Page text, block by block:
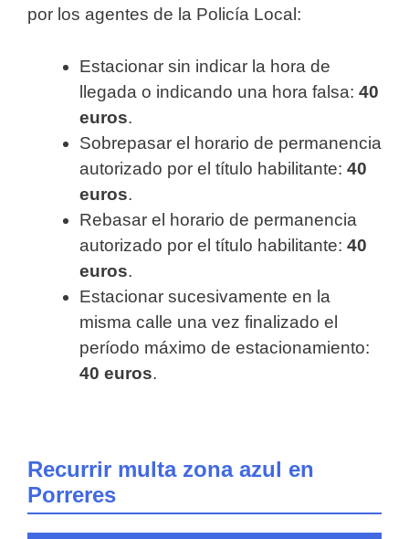
por los agentes de la Policía Local:
Estacionar sin indicar la hora de
llegada o indicando una hora falsa: 40
euros.
Sobrepasar el horario de permanencia
autorizado por el título habilitante: 40
euros.
Rebasar el horario de permanencia
autorizado por el título habilitante: 40
euros.
Estacionar sucesivamente en la
misma calle una vez finalizado el
período máximo de estacionamiento:
40 euros.
Recurrir multa zona azul en
Porreres